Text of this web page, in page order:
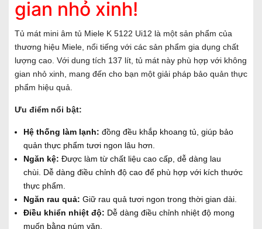
gian nhỏ xinh!
Tủ mát mini âm tủ Miele K 5122 Ui12 là một sản phẩm của
thương hiệu Miele, nổi tiếng với các sản phẩm gia dụng chất
lượng cao. Với dung tích 137 lít, tủ mát này phù hợp với không
gian nhỏ xinh, mang đến cho bạn một giải pháp bảo quản thực
phẩm hiệu quả.
Ưu điểm nổi bật:
Hệ thống làm lạnh: đồng đều khắp khoang tủ, giúp bảo
quản thực phẩm tươi ngon lâu hơn.
Ngăn kệ: Được làm từ chất liệu cao cấp, dễ dàng lau
chùi. Dễ dàng điều chỉnh độ cao để phù hợp với kích thước
thực phẩm.
Ngăn rau quả: Giữ rau quả tươi ngon trong thời gian dài.
Điều khiển nhiệt độ: Dễ dàng điều chỉnh nhiệt độ mong
muốn bằng núm vặn.